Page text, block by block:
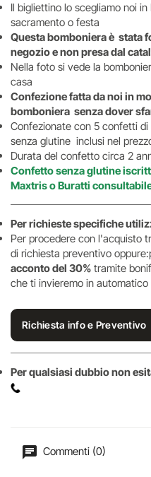
Il bigliettino lo scegliamo noi
sacramento o festa
Questa bomboniera è stata
negozio e non presa dal
Nella foto si vede la
casa
Confezione fatta da noi in
bomboniera senza dover
Confezionate con 5 confetti
senza glutine inclusi nel
Durata del confetto circa 2
Confetto senza glutine
Maxtris o Buratti
Per richieste specifiche
Per procedere con l'acquisto
di richiesta preventivo
acconto del 30% tramite
che ti invieremo in
Richiesta info e Preventivo
Per qualsiasi dubbio non
Commenti (0)